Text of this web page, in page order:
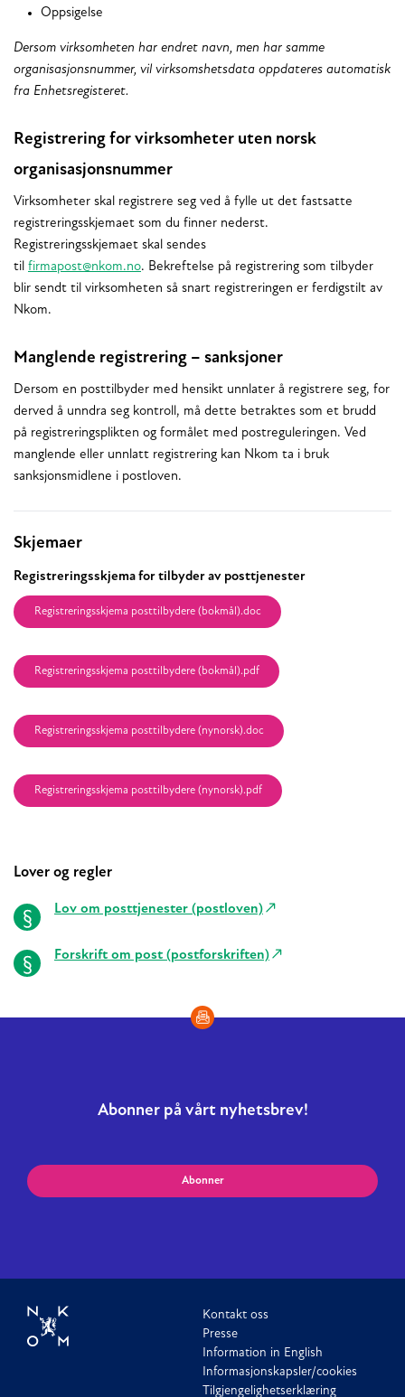
Oppsigelse
Dersom virksomheten har endret navn, men har samme
organisasjonsnummer, vil virksomshetsdata oppdateres automatisk
fra Enhetsregisteret.
Registrering for virksomheter uten norsk
organisasjonsnummer
Virksomheter skal registrere seg ved å fylle ut det fastsatte
registreringsskjemaet som du finner nederst.
Registreringsskjemaet skal sendes
til firmapost@nkom.no. Bekreftelse på registrering som tilbyder
blir sendt til virksomheten så snart registreringen er ferdigstilt av
Nkom.
Manglende registrering – sanksjoner
Dersom en posttilbyder med hensikt unnlater å registrere seg, for
derved å unndra seg kontroll, må dette betraktes som et brudd
på registreringsplikten og formålet med postreguleringen. Ved
manglende eller unnlatt registrering kan Nkom ta i bruk
sanksjonsmidlene i postloven.
Relaterte
Skjemaer
Registreringsskjema for tilbyder av posttjenester
Registreringsskjema posttilbydere (bokmål).doc
Registreringsskjema posttilbydere (bokmål).pdf
Registreringsskjema posttilbydere (nynorsk).doc
Registreringsskjema posttilbydere (nynorsk).pdf
Lover og regler
Lov om posttjenester (postloven)
Forskrift om post (postforskriften)
Abonner på vårt nyhetsbrev!
Abonner
Kontakt oss
Presse
Information in English
Informasjonskapsler/cookies
Tilgjengelighetserklæring